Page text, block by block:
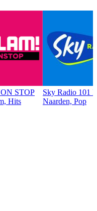
STOP
Hits
Sky Radio 101
Naarden, Pop